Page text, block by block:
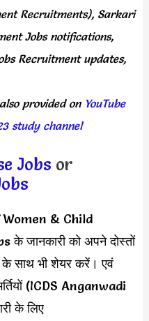
Recruitments), Sarkari
Jobs notifications,
Recruitment updates,
also provided onYouTube
study channel
Jobs or
& Child
जानकारी को अपने दोस्तों
साथ भी शेयर करें। एवं
(ICDS Anganwadi
के लिए